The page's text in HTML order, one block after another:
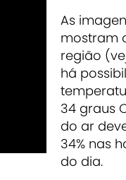
As
mostram
região
há
34 graus
do ar
34% nas
do dia.